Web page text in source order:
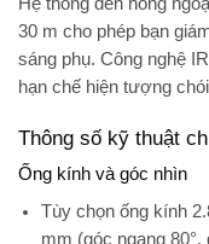
30 m cho phép bạn
sáng phụ. Công nghệ
hạn chế hiện tượng
Thông số kỹ thuật
Ống kính và góc nhìn
Tùy chọn ống kính
mm (góc ngang 80°,